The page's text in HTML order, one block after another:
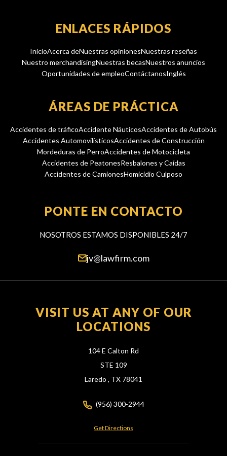
ENLACES RÁPIDOS
InicioAcerca deNuestras opinionesNuestras reseñas
Nuestro merchandisingNuestras becasNuestros anuncios
Oportunidades de empleoContáctanosInglés
ÁREAS DE PRÁCTICA
Accidentes de tráficoAccidente NáuticosAccidentes de Autobús
Accidentes AutomovilísticosAccidentes de Construcción
Mordeduras de PerroAccidentes de Motocicleta
Accidentes de PeatonesResbalones y Caídas
Accidentes de CamionesHomicidio Culposo
PONTE EN CONTACTO
NOSOTROS ESTAMOS DISPONIBLES 24/7
jv@lawfirm.com
VISIT US AT ANY OF OUR
LOCATIONS
104 E Calton Rd
STE 109
Laredo , TX 78041
(956) 300-2944
Get Directions